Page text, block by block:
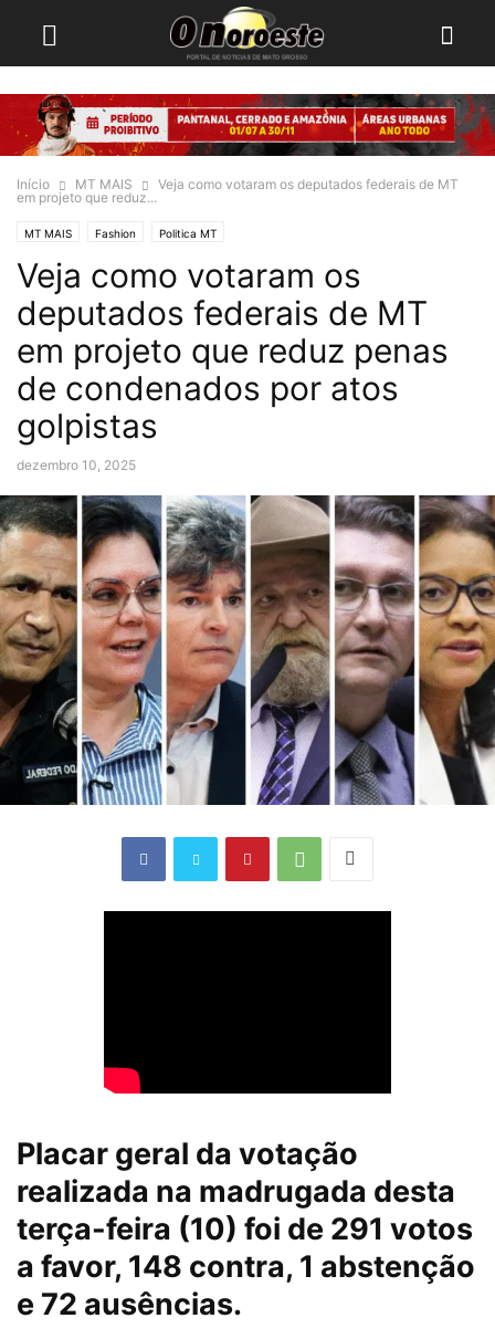
Início MT MAIS
Veja como votaram os deputados federais de MT
em projeto que reduz...
MT MAIS Fashion Politica MT
Veja como votaram os
deputados federais de MT
em projeto que reduz penas
de condenados por atos
golpistas
dezembro 10, 2025
Placar geral da votação
realizada na madrugada desta
terça-feira (10) foi de 291 votos
a favor, 148 contra, 1 abstenção
e 72 ausências.